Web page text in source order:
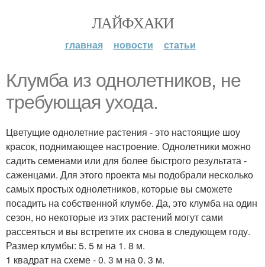
ЛАЙФХАКИ
главная новости статьи
Клумба из однолетников, не
требующая ухода.
Цветущие однолетние растения - это настоящие шоу
красок, поднимающее настроение. Однолетники можно
садить семенами или для более быстрого результата -
саженцами. Для этого проекта мы подобрали несколько
самых простых однолетников, которые вы сможете
посадить на собственной клумбе. Да, это клумба на один
сезон, но некоторые из этих растений могут сами
рассеяться и вы встретите их снова в следующем году.
Размер клумбы: 5. 5 м на 1. 8 м.
1 квадрат на схеме - 0. 3 м на 0. 3 м.